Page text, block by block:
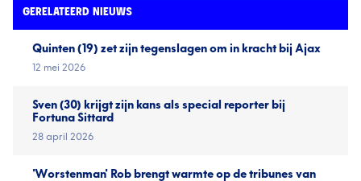
GERELATEERD NIEUWS
Quinten (19) zet zijn tegenslagen om in kracht bij Ajax
12 mei 2026
Sven (30) krijgt zijn kans als special reporter bij
Fortuna Sittard
28 april 2026
'Worstenman' Rob brengt warmte op de tribunes van